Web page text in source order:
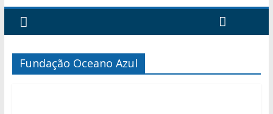
Fundação Oceano Azul